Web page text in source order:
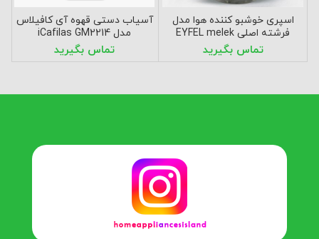
اسپری خوشبو کننده هوا مدل
فرشته اصلی EYFEL melek
آسیاب دستی قهوه آی کافیلاس
مدل iCafilas GM2214